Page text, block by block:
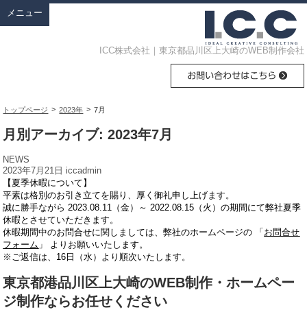
メニュー
ICC株式会社｜東京都品川区上大崎のWEB制作会社
トップページ > 2023年 > 7月
月別アーカイブ: 2023年7月
NEWS
2023年7月21日 iccadmin
【夏季休暇について】
平素は格別のお引き立てを賜り、厚く御礼申し上げます。
誠に勝手ながら 2023.08.11（金）～ 2022.08.15（火）の期間にて弊社夏季
休暇とさせていただきます。
休暇期間中のお問合せに関しましては、弊社のホームページの 「 お問合せ
フォーム 」 よりお願いいたします。
※ご返信は、16日（水）より順次いたします。
東京都港品川区上大崎のWEB制作・ホームペー
ジ制作ならお任せください